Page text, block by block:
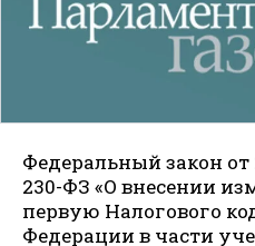
Федеральный закон
230-ФЗ «О внесении
первую Налогового
Федерации в части